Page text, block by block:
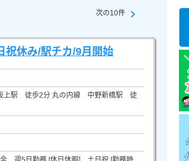
次の10件
祝休み/駅チカ/9月開始
上駅 徒歩2分 丸の内線 中野新橋駅 徒